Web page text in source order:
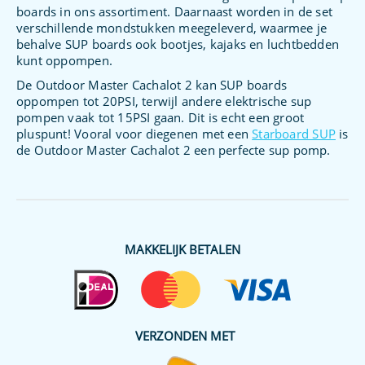
boards in ons assortiment. Daarnaast worden in de set
verschillende mondstukken meegeleverd, waarmee je
behalve SUP boards ook bootjes, kajaks en luchtbedden
kunt oppompen.
De Outdoor Master Cachalot 2 kan SUP boards
oppompen tot 20PSI, terwijl andere elektrische sup
pompen vaak tot 15PSI gaan. Dit is echt een groot
pluspunt! Vooral voor diegenen met eenStarboard SUPis
de Outdoor Master Cachalot 2 een perfecte sup pomp.
MAKKELIJK BETALEN
VERZONDEN MET